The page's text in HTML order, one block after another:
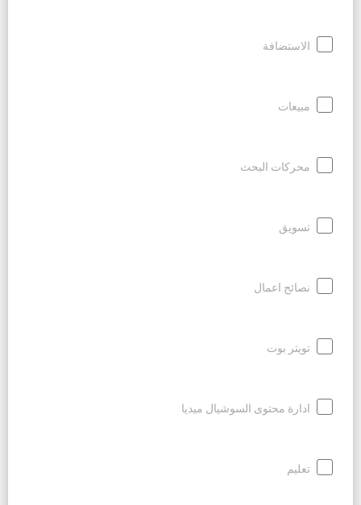
الاستضافة
مبيعات
محركات البحث
تسويق
نصائح اعمال
تويتر بوت
ادارة محتوى السوشيال ميديا
تعليم